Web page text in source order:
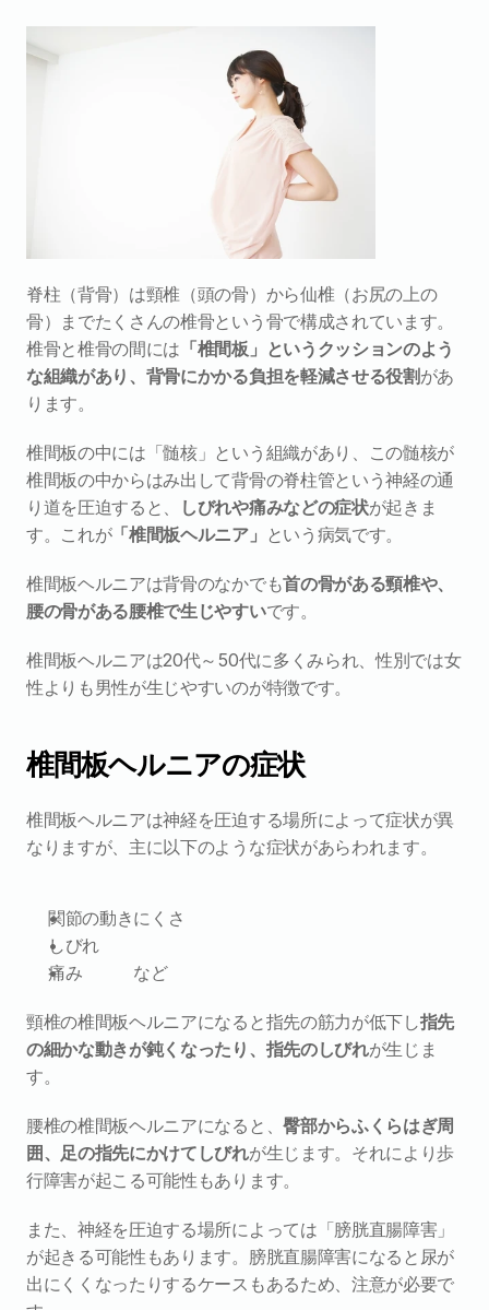
脊柱（背骨）は頸椎（頭の骨）から仙椎（お尻の上の
骨）までたくさんの椎骨という骨で構成されています。
椎骨と椎骨の間には 「椎間板」というクッションのよう
な組織があり、背骨にかかる負担を軽減させる役割があ
ります。
椎間板の中には「髄核」という組織があり、この髄核が
椎間板の中からはみ出して背骨の脊柱管という神経の通
り道を圧迫すると、
しびれや痛みなどの症状が起きま
す。これが「椎間板ヘルニア」 という病気です。
椎間板ヘルニアは背骨のなかでも首の骨がある頸椎や、
腰の骨がある腰椎で生じやすいです。
椎間板ヘルニアは20代～50代に多くみられ、性別では女
性よりも男性が生じやすいのが特徴です。
椎間板ヘルニアの症状
椎間板ヘルニアは神経を圧迫する場所によって症状が異
なりますが、主に以下のような症状があらわれます。
関節の動きにくさ
しびれ
痛み　　　など
頸椎の椎間板ヘルニアになると指先の筋力が低下し指先
の細かな動きが鈍くなったり、指先のしびれが生じま
す。
腰椎の椎間板ヘルニアになると、臀部からふくらはぎ周
囲、足の指先にかけてしびれが生じます。それにより歩
行障害が起こる可能性もあります。
また、神経を圧迫する場所によっては「膀胱直腸障害」
が起きる可能性もあります。膀胱直腸障害になると尿が
出にくくなったりするケースもあるため、注意が必要で